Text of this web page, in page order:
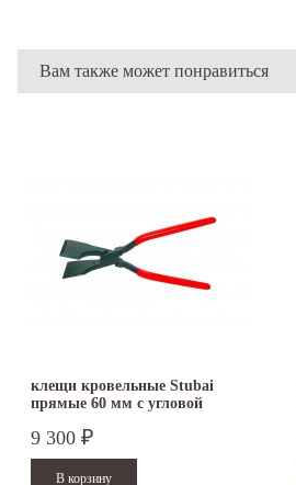
Вам также может понравиться
клещи кровельные Stubai
прямые 60 мм с угловой
9 300 ₽